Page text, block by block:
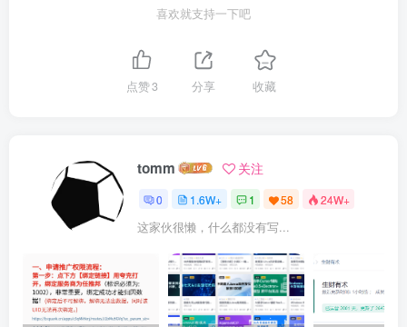
喜欢就支持一下吧
点赞3 分享 收藏
tomm 关注
0 1.6W+ 1 58 24W+
这家伙很懒，什么都没有写...